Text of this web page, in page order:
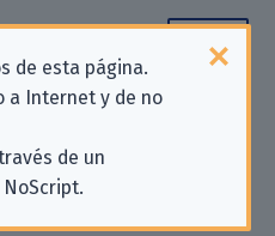
de esta página.
a Internet y de no
de un
contacto para
a la privacidad
Limited»